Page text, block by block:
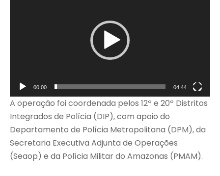
e
v
í
d
e
o
00:00 04:44
A operação foi coordenada pelos 12º e 20º Distritos
Integrados de Polícia (DIP), com apoio do
Departamento de Polícia Metropolitana (DPM), da
Secretaria Executiva Adjunta de Operações
(Seaop) e da Polícia Militar do Amazonas (PMAM).